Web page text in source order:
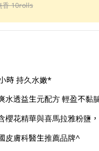
香 10rolls
時 持久水嫩*
水透益生元配方 輕盈不黏
櫻花精華與喜馬拉雅粉鹽
皮膚科醫生推薦品牌^